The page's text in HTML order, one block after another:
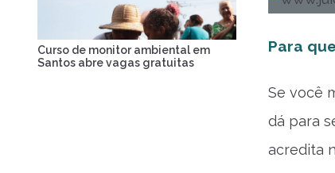
Para
Se você
dá para
acredita
Curso de monitor ambiental em
Santos abre vagas gratuitas